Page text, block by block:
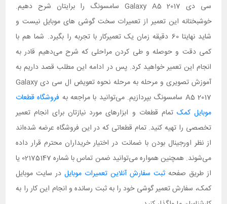
سی دی Galaxy A5 2017 سامسونگ را برایتان شرح دهیم.
خوشبختانه این تعمیر از تعمیرات سخت گوشی های موبایل نیست و
شاید نهایتا 60 دقیقه زمان یک تعمیرکار با تجربه را بگیرد. شما هم با
کمی دقت و حوصله و طی کردن مراحلی که شرح می‌دهیم قادر به
انجام این تعمیر خواهید کرد. پس در ادامه این مطلب قصد داریم به
آموزش تصویری و مرحله به مرحله نحوه تعویض ال سی دی Galaxy
A5 2017 سامسونگ بپردازیم. می‌توانید با مراجعه به
فروشگاه قطعات
موبایل کمک تمام قطعات و ابزارهای مورد نیازتان برای انجام تعمیر
تخصصی را تهیه کنید. تمام قطعاتی که در این فروشگاه عرضه شده‌اند
از نظر اورجینال بودن با ضمانت در اختیار خریداران محترم قرار داده
می‌شوند. همچنین همواره می‌توانید ضمن تماس با شماره 02175147 یا
از طریق صفحه ثبت سفارش آنلاین تعمیرات موبایلدر سایت موبایل
کمک، سفارش تعمیر گوشی خود را به ثبت رسانده و انجام این کار را به